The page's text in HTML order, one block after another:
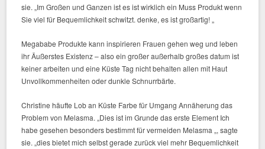
sie. „Im Großen und Ganzen ist es ist wirklich ein Muss Produkt wenn
Sie viel für Bequemlichkeit schwitzt. denke, es ist großartig! „
Megababe Produkte kann inspirieren Frauen gehen weg und leben
ihr Äußerstes Existenz – also ein großer außerhalb großes datum ist
keiner arbeiten und eine Küste Tag nicht behalten allen mit Haut
Unvollkommenheiten oder dunkle Schnurrbärte.
Christine häufte Lob an Küste Farbe für Umgang Annäherung das
Problem von Melasma. „Dies ist im Grunde das erste Element Ich
habe gesehen besonders bestimmt für vermeiden Melasma „, sagte
sie. „dies bietet mich selbst gerade zurück viel mehr Bequemlichkeit